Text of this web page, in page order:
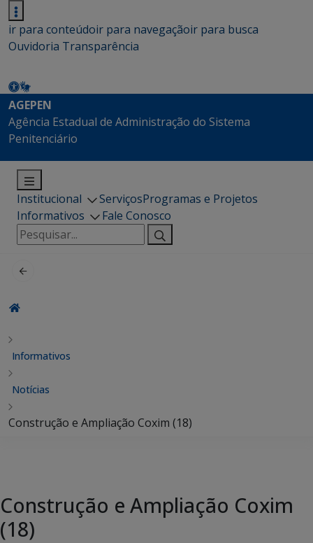
ir para conteúdoir para navegaçãoir para busca
Ouvidoria Transparência
AGEPEN
Agência Estadual de Administração do Sistema
Penitenciário
Institucional ServiçosProgramas e Projetos
Informativos
Fale Conosco
Pesquisar
por:
Informativos
Notícias
Construção e Ampliação Coxim (18)
Construção e Ampliação Coxim
(18)